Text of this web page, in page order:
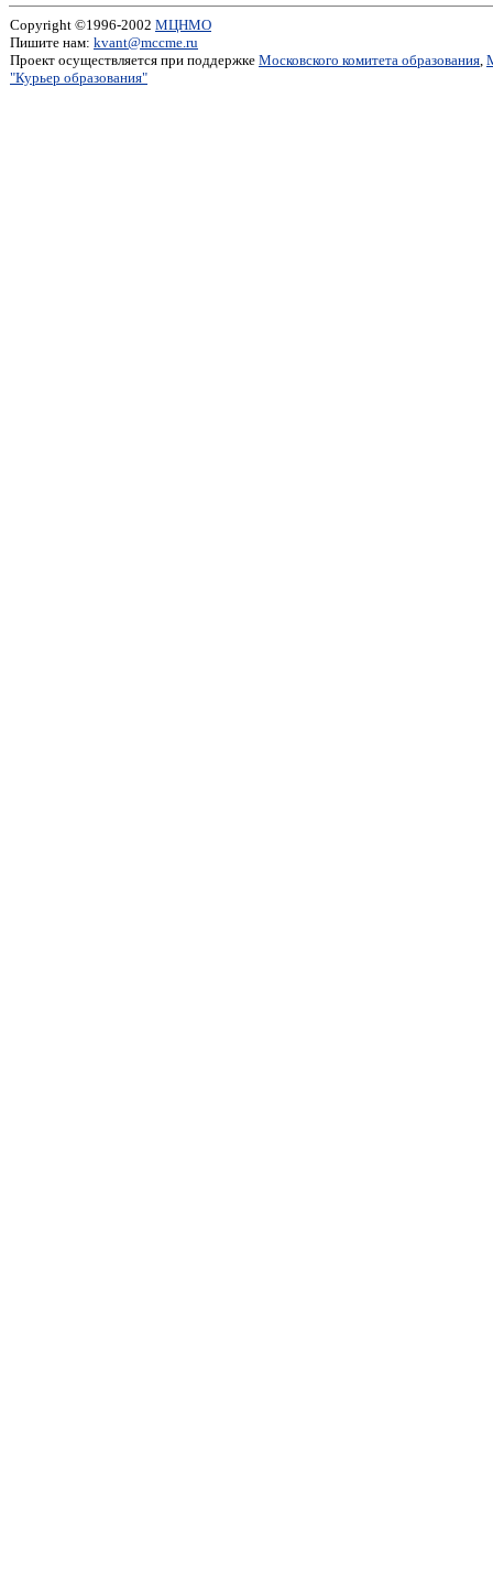
Copyright ©1996-2002 МЦНМО
Пишите нам: kvant@mccme.ru
Проект осуществляется при поддержке Московского комитета образования,
"Курьер образования"